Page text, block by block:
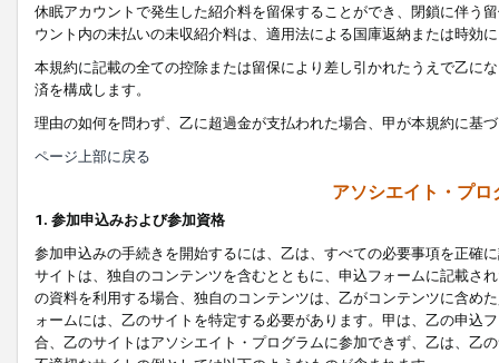
休眠アカウントで発生した紹介料を留保することができ、閉鎖に伴う
ウント内の未払いの未収紹介料は、適用法による国庫返納または時効
本規約に記載の全ての控除または留保により差し引かれたうえで乙に
済を構成します。
理由の如何を問わず、乙に超過金が支払われた場合、甲が本規約に基
ページ上部に戻る
アソシエイト・プ
1. 参加申込みおよび参加資格
参加申込みの手続きを開始するには、乙は、すべての必要事項を正確
サイトは、独自のコンテンツを含むとともに、申込フォームに記載さ
の資料を利用する場合、独自のコンテンツは、乙がコンテンツに含め
ォームには、乙のサイトを特定する必要があります。甲は、乙の申込
合、乙のサイトはアソシエイト・プログラムに参加できず、乙は、乙